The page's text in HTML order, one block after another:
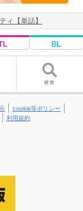
ィ【単話】
cookie等ポリシー
利用規約